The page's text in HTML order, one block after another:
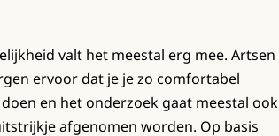
valt het meestal erg mee. Artsen
ervoor dat je je zo comfortabel
en het onderzoek gaat meestal ook
afgenomen worden. Op basis